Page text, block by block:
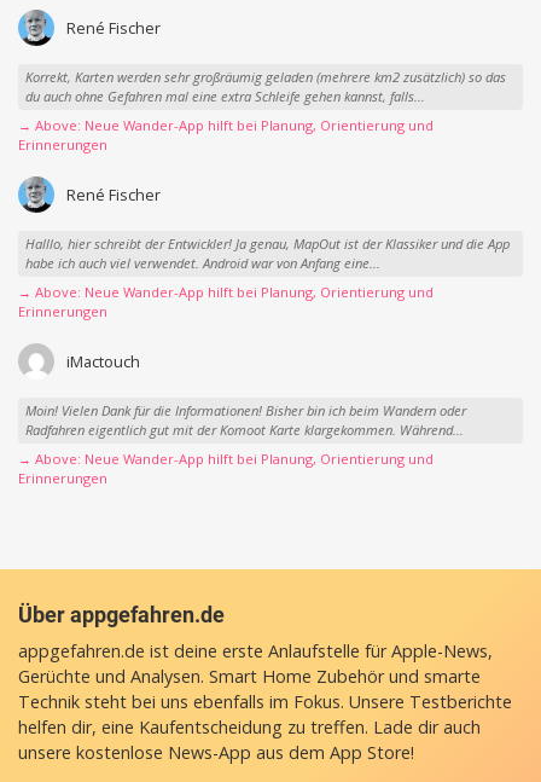
René Fischer
Korrekt, Karten werden sehr großräumig geladen (mehrere km2 zusätzlich) so das
du auch ohne Gefahren mal eine extra Schleife gehen kannst, falls...
→ Above: Neue Wander-App hilft bei Planung, Orientierung und
Erinnerungen
René Fischer
Halllo, hier schreibt der Entwickler! Ja genau, MapOut ist der Klassiker und die App
habe ich auch viel verwendet. Android war von Anfang eine...
→ Above: Neue Wander-App hilft bei Planung, Orientierung und
Erinnerungen
iMactouch
Moin! Vielen Dank für die Informationen! Bisher bin ich beim Wandern oder
Radfahren eigentlich gut mit der Komoot Karte klargekommen. Während...
→ Above: Neue Wander-App hilft bei Planung, Orientierung und
Erinnerungen
Über appgefahren.de
appgefahren.de ist deine erste Anlaufstelle für Apple-News,
Gerüchte und Analysen. Smart Home Zubehör und smarte
Technik steht bei uns ebenfalls im Fokus. Unsere Testberichte
helfen dir, eine Kaufentscheidung zu treffen. Lade dir auch
unsere kostenlose News-App aus dem App Store!